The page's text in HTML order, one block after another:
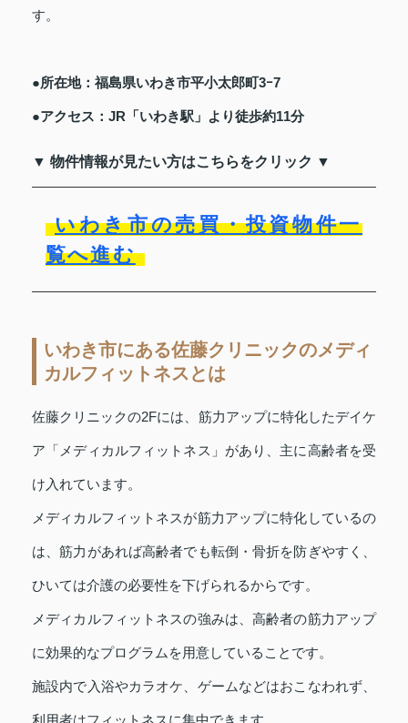
す。
●所在地：福島県いわき市平小太郎町3ｰ7
●アクセス：JR「いわき駅」より徒歩約11分
▼ 物件情報が見たい方はこちらをクリック ▼
いわき市の売買・投資物件一
覧へ進む
いわき市にある佐藤クリニックのメディ
カルフィットネスとは
佐藤クリニックの2Fには、筋力アップに特化したデイケ
ア「メディカルフィットネス」があり、主に高齢者を受
け入れています。
メディカルフィットネスが筋力アップに特化しているの
は、筋力があれば高齢者でも転倒・骨折を防ぎやすく、
ひいては介護の必要性を下げられるからです。
メディカルフィットネスの強みは、高齢者の筋力アップ
に効果的なプログラムを用意していることです。
施設内で入浴やカラオケ、ゲームなどはおこなわれず、